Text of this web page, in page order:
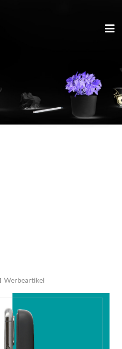
Werbeartikel